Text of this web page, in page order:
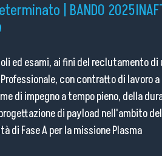
| BANDO
ed esami, ai fini del reclutamento di
con contratto di lavoro a
di impegno a tempo pieno, della
di payload nell'ambito del
di Fase A per la missione Plasma
Lavora con noi
Amministrazione Trasparente
Organigramma
Elenchi del personale